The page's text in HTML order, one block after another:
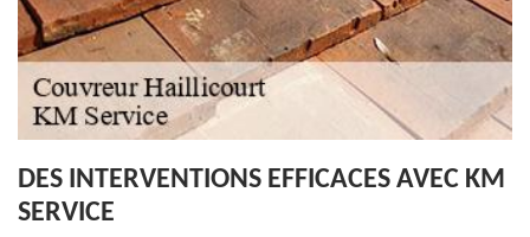
DES INTERVENTIONS EFFICACES AVEC KM
SERVICE